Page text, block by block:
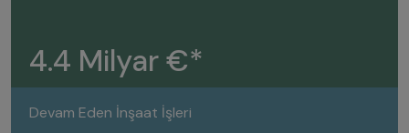
4.4 Milyar €*
Devam Eden İnşaat İşleri